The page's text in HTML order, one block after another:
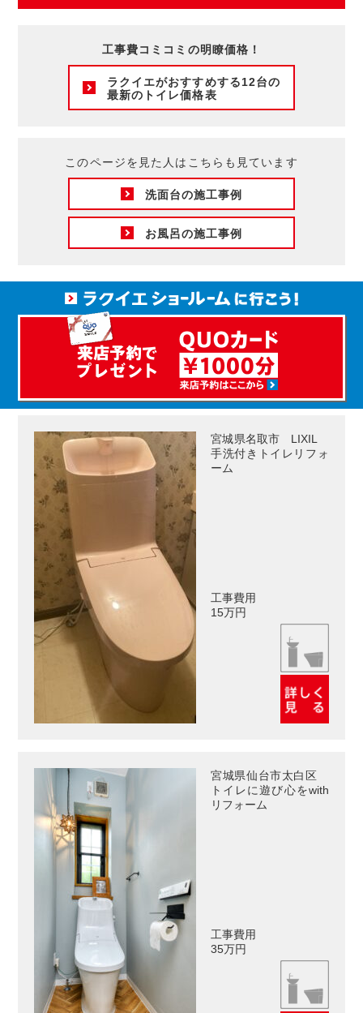
工事費コミコミの明瞭価格！
ラクイエがおすすめする12台の
最新のトイレ価格表
このページを見た人はこちらも見ています
洗面台の施工事例
お風呂の施工事例
宮城県名取市 LIXIL
手洗付きトイレリフォ
ーム
工事費用
15万円
宮城県仙台市太白区
トイレに遊び心をwith
リフォーム
工事費用
35万円